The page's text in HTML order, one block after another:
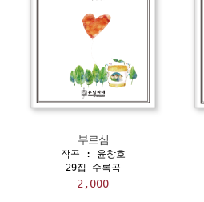
부르심
작곡 : 윤창호
29집 수록곡
2,000